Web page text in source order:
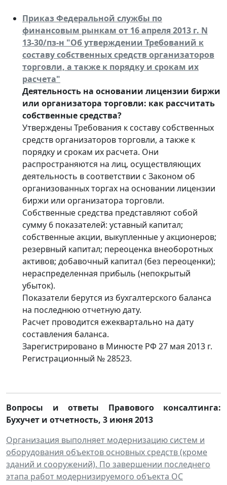
Приказ Федеральной службы по
финансовым рынкам от 16 апреля 2013 г. N
13-30/пз-н "Об утверждении Требований к
составу собственных средств организаторов
торговли, а также к порядку и срокам их
расчета"
Деятельность на основании лицензии биржи
или организатора торговли: как рассчитать
собственные средства?
Утверждены Требования к составу собственных
средств организаторов торговли, а также к
порядку и срокам их расчета. Они
распространяются на лиц, осуществляющих
деятельность в соответствии с Законом об
организованных торгах на основании лицензии
биржи или организатора торговли.
Собственные средства представляют собой
сумму 6 показателей: уставный капитал;
собственные акции, выкупленные у акционеров;
резервный капитал; переоценка внеоборотных
активов; добавочный капитал (без переоценки);
нераспределенная прибыль (непокрытый
убыток).
Показатели берутся из бухгалтерского баланса
на последнюю отчетную дату.
Расчет проводится ежеквартально на дату
составления баланса.
Зарегистрировано в Минюсте РФ 27 мая 2013 г.
Регистрационный № 28523.
Вопросы и ответы Правового консалтинга:
Бухучет и отчетность, 3 июня 2013
Организация выполняет модернизацию систем и
оборудования объектов основных средств (кроме
зданий и сооружений). По завершении последнего
этапа работ модернизируемого объекта ОС